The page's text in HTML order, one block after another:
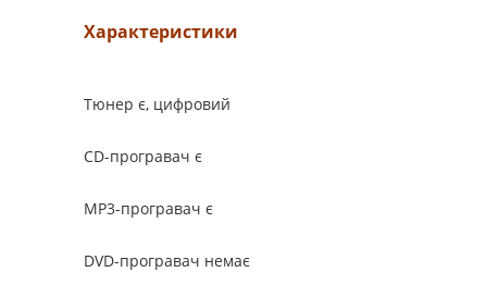
Характеристики
Тюнер є, цифровий
CD-програвач є
MP3-програвач є
DVD-програвач немає